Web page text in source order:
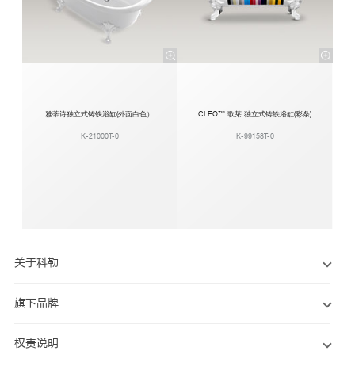
雅蒂诗独立式铸铁浴缸(外面白色）
K-21000T-0
CLEO™ 歌莱 独立式铸铁浴缸(彩条)
K-99158T-0
关于科勒
旗下品牌
权责说明